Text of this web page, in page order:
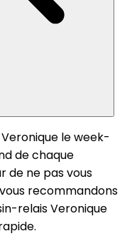
le week-
de chaque
de ne pas vous
recommandons
relais Veronique